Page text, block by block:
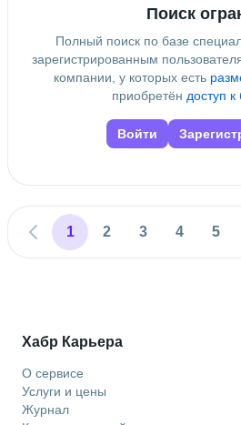
Поиск
Полный поиск по базе
зарегистрированным
компании, у которых есть
приобретён доступ
Войти
1 2 3 4 5
Хабр Карьера
О сервисе
Услуги и цены
Журнал